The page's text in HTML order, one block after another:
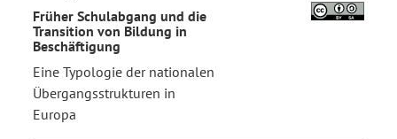
Früher Schulabgang und die
Transition von Bildung in
Beschäftigung
Eine Typologie der nationalen
Übergangsstrukturen in
Europa